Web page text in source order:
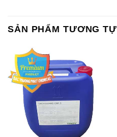
SẢN PHẨM TƯƠNG TỰ